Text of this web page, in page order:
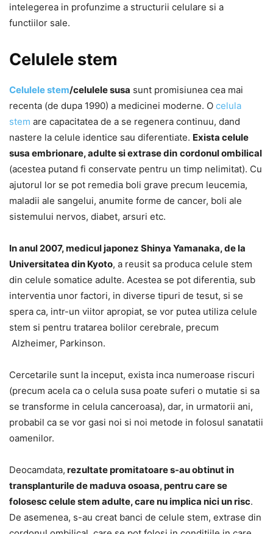
intelegerea in profunzime a structurii celulare si a
functiilor sale.
Celulele stem
Celulele stem/celulele susa sunt promisiunea cea mai
recenta (de dupa 1990) a medicinei moderne. O celula
stem are capacitatea de a se regenera continuu, dand
nastere la celule identice sau diferentiate. Exista celule
susa embrionare, adulte si extrase din cordonul ombilical
(acestea putand fi conservate pentru un timp nelimitat). Cu
ajutorul lor se pot remedia boli grave precum leucemia,
maladii ale sangelui, anumite forme de cancer, boli ale
sistemului nervos, diabet, arsuri etc.
In anul 2007, medicul japonez Shinya Yamanaka, de la
Universitatea din Kyoto, a reusit sa produca celule stem
din celule somatice adulte. Acestea se pot diferentia, sub
interventia unor factori, in diverse tipuri de tesut, si se
spera ca, intr-un viitor apropiat, se vor putea utiliza celule
stem si pentru tratarea bolilor cerebrale, precum
Alzheimer, Parkinson.
Cercetarile sunt la inceput, exista inca numeroase riscuri
(precum acela ca o celula susa poate suferi o mutatie si sa
se transforme in celula canceroasa), dar, in urmatorii ani,
probabil ca se vor gasi noi si noi metode in folosul sanatatii
oamenilor.
Deocamdata, rezultate promitatoare s-au obtinut in
transplanturile de maduva osoasa, pentru care se
folosesc celule stem adulte, care nu implica nici un risc.
De asemenea, s-au creat banci de celule stem, extrase din